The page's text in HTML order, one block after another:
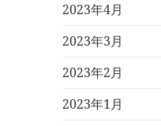
2023年4月
2023年3月
2023年2月
2023年1月